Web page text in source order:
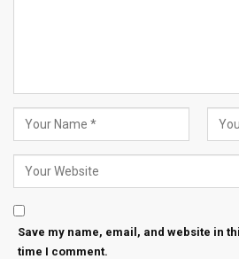
Save my name, email, and website in
time I comment.